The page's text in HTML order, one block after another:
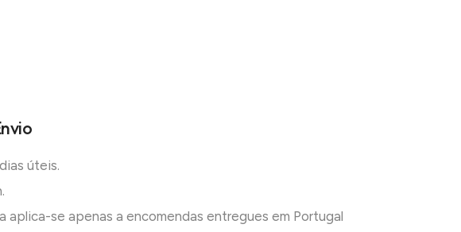
úteis.
aplica-se apenas a encomendas entregues em Portugal